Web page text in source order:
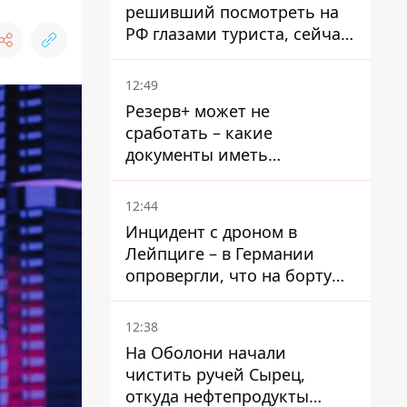
решивший посмотреть на
РФ глазами туриста, сейчас
при смерти в тюрьме, где
его пытали и делали
12:49
Резерв+ может не
сработать – какие
документы иметь
мужчинам, чтобы не
попасть в ТЦК
12:44
Инцидент с дроном в
Лейпциге – в Германии
опровергли, что на борту
украинского самолета были
оружие и боеприпасы
12:38
На Оболони начали
чистить ручей Сырец,
откуда нефтепродукты